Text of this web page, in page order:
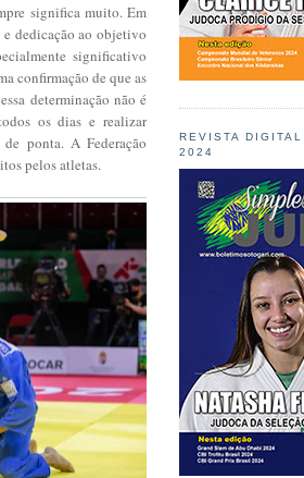
significa muito. Em
dedicação ao objetivo
significativo
confirmação de que as
determinação não é
os dias e realizar
ponta. A Federação
pelos atletas.
REVISTA
2024